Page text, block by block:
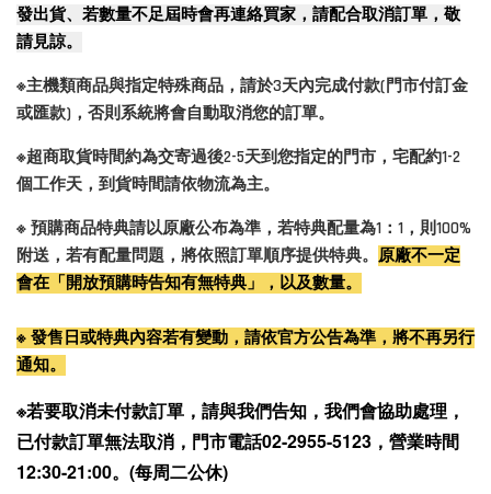
發出貨、若數量不足屆時會再連絡買家，請配合取消訂單，敬
請見諒。
※主機類商品與指定特殊商品，請於3天內完成付款(門市付訂金
或匯款)，否則系統將會自動取消您的訂單。
※超商取貨時間約為交寄過後2-5天到您指定的門市，宅配約1-2
個工作天，到貨時間請依物流為主。
※ 預購商品特典請以原廠公布為準，若特典配量為1：1，則100%
附送，若有配量問題，將依照訂單順序提供特典。 原廠不一定
會在「開放預購時告知有無特典」，以及數量。
※ 發售日或特典內容若有變動，請依官方公告為準，將不再另行
通知。
※若要取消未付款訂單，請與我們告知，我們會協助處理，
已付款訂單無法取消，門市電話02-2955-5123，營業時間
12:30-21:00。(每周二公休)